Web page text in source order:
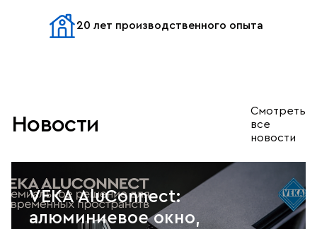
20 лет производственного опыта
Новости
Смотреть
все
новости
VEKA AluConnect:
алюминиевое окно,